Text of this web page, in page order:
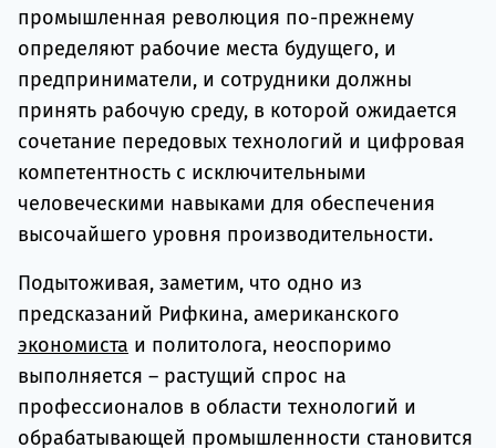
промышленная революция по-прежнему
определяют рабочие места будущего, и
предприниматели, и сотрудники должны
принять рабочую среду, в которой ожидается
сочетание передовых технологий и цифровая
компетентность с исключительными
человеческими навыками для обеспечения
высочайшего уровня производительности.
Подытоживая, заметим, что одно из
предсказаний Рифкина, американского
экономиста и политолога, неоспоримо
выполняется – растущий спрос на
профессионалов в области технологий и
обрабатывающей промышленности становится